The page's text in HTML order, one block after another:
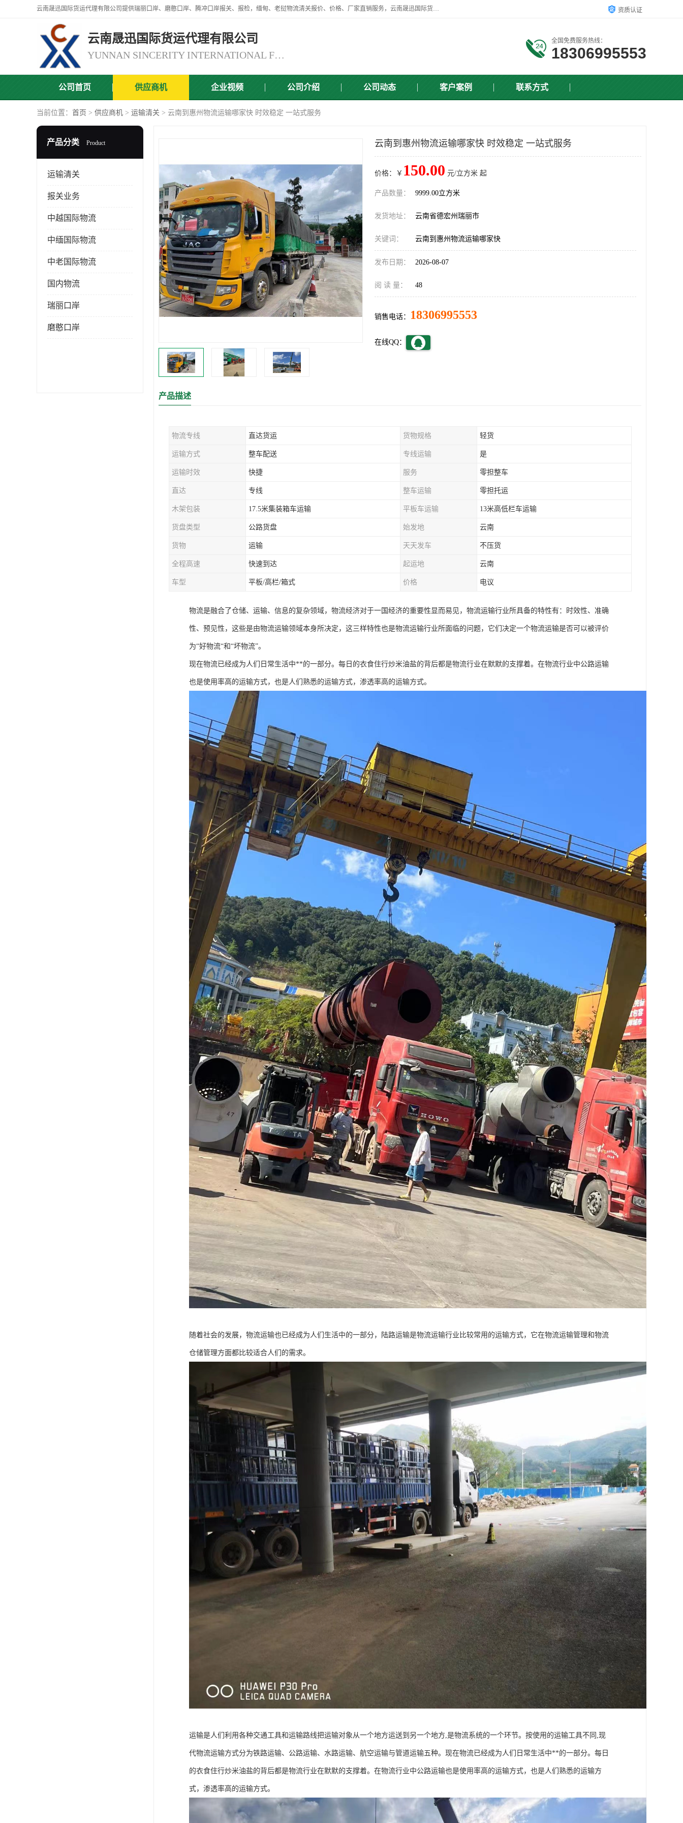
云南晟迅国际货运代理有限公司提供瑞丽口岸、磨憨口岸、腾冲口岸报关、报检，缅甸、老挝物流清关报价、价格、厂家直销服务，云南晟迅国际货运代理有限公司，由一支精通业务、经验丰富、责任心强的专业团队组建于,云南晟迅国际货运代理有限公司商铺。 资质认证
云南晟迅国际货运代理有限公司
YUNNAN SINCERITY INTERNATIONAL FREIGHT FOR WARDING CO.,LTD
全国免费服务热线：
18306995553
公司首页 供应商机 企业视频 公司介绍 公司动态 客户案例 联系方式
当前位置： 首页 > 供应商机 > 运输清关 > 云南到惠州物流运输哪家快 时效稳定 一站式服务
产品分类 Product
运输清关
报关业务
中越国际物流
中缅国际物流
中老国际物流
国内物流
瑞丽口岸
磨憨口岸
云南到惠州物流运输哪家快 时效稳定 一站式服务
价格：￥ 150.00 元/立方米 起
产品数量： 9999.00立方米
发货地址： 云南省德宏州瑞丽市
关键词： 云南到惠州物流运输哪家快
发布日期： 2026-08-07
阅 读 量： 48
销售电话： 18306995553
在线QQ：
产品描述
物流专线 直达货运 货物规格 轻货
运输方式 整车配送 专线运输 是
运输时效 快捷 服务 零担整车
直达 专线 整车运输 零担托运
木架包装 17.5米集装箱车运输 平板车运输 13米高低栏车运输
货盘类型 公路货盘 始发地 云南
货物 运输 天天发车 不压货
全程高速 快速到达 起运地 云南
车型 平板/高栏/箱式 价格 电议
物流是融合了仓储、运输、信息的复杂领域，物流经济对于一国经济的重要性显而易见，物流运输行业所具备的特性有：时效性、准确
性、预见性，这些是由物流运输领域本身所决定，这三样特性也是物流运输行业所面临的问题，它们决定一个物流运输是否可以被评价
为“好物流“和“坏物流”。
现在物流已经成为人们日常生活中**的一部分。每日的衣食住行炒米油盐的背后都是物流行业在默默的支撑着。在物流行业中公路运输
也是使用率高的运输方式，也是人们熟悉的运输方式，渗透率高的运输方式。
随着社会的发展，物流运输也已经成为人们生活中的一部分，陆路运输是物流运输行业比较常用的运输方式，它在物流运输管理和物流
仓储管理方面都比较适合人们的需求。
运输是人们利用各种交通工具和运输路线把运输对象从一个地方运送到另一个地方,是物流系统的一个环节。按使用的运输工具不同,现
代物流运输方式分为铁路运输、公路运输、水路运输、航空运输与管道运输五种。现在物流已经成为人们日常生活中**的一部分。每日
的衣食住行炒米油盐的背后都是物流行业在默默的支撑着。在物流行业中公路运输也是使用率高的运输方式，也是人们熟悉的运输方
式，渗透率高的运输方式。